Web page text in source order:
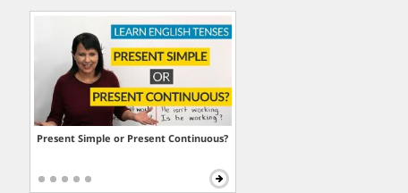
Present Simple or Present Continuous?